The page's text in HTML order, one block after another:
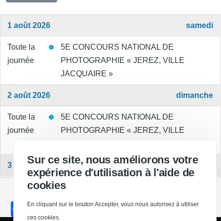
1 août 2026 samedi
Toute la
journée
5E CONCOURS NATIONAL DE
PHOTOGRAPHIE « JEREZ, VILLE
JACQUAIRE »
2 août 2026 dimanche
Toute la
journée
5E CONCOURS NATIONAL DE
PHOTOGRAPHIE « JEREZ, VILLE
3 août 2026 lundi
Toute la
journée
5E CONCOURS NATIONAL DE
PHOTOGRAPHIE « JEREZ, VILLE
F
Sur ce site, nous améliorons votre
expérience d'utilisation à l'aide de
cookies
En cliquant sur le bouton Accepter, vous nous autorisez à utiliser
ces cookies.